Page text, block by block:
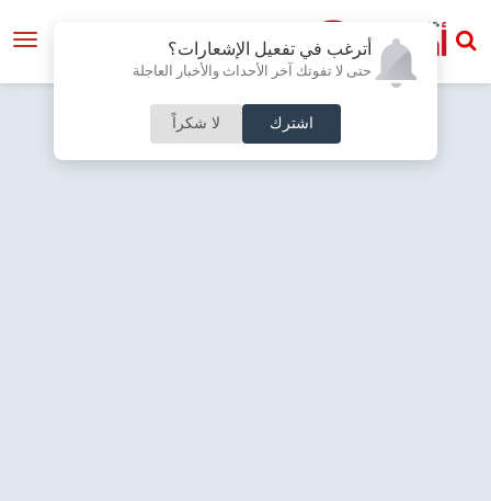
أترغب في تفعيل الإشعارات؟
حتى لا تفوتك آخر الأحداث والأخبار العاجلة
اشترك لا شكراً